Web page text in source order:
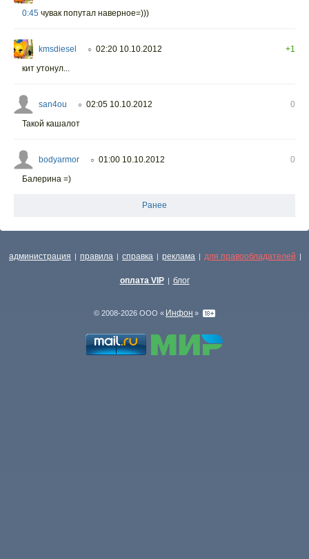
0:45 чувак попутал наверное=)))
kmsdiesel ○ 02:20 10.10.2012
+1
кит утонул...
san4ou ○ 02:05 10.10.2012
0
Такой кашалот
bodyarmor ○ 01:00 10.10.2012
0
Балерина =)
Ранее
администрация | правила | справка | реклама | для правообладателей |
оплата VIP | блог
© 2008-2026 ООО « Инфон »